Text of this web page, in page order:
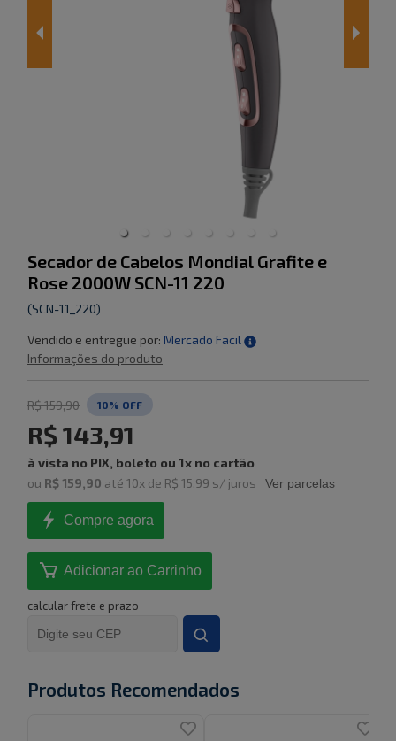
Secador de Cabelos Mondial Grafite e
Rose 2000W SCN-11 220
(SCN-11_220)
Vendido e entregue por: Mercado Facil
Informações do produto
R$ 159,90 10% OFF
R$ 143,91
à vista no PIX, boleto ou 1x no cartão
ou R$ 159,90 até 10x de R$ 15,99 s/ juros Ver parcelas
Compre agora
Adicionar ao Carrinho
calcular frete e prazo
Produtos Recomendados